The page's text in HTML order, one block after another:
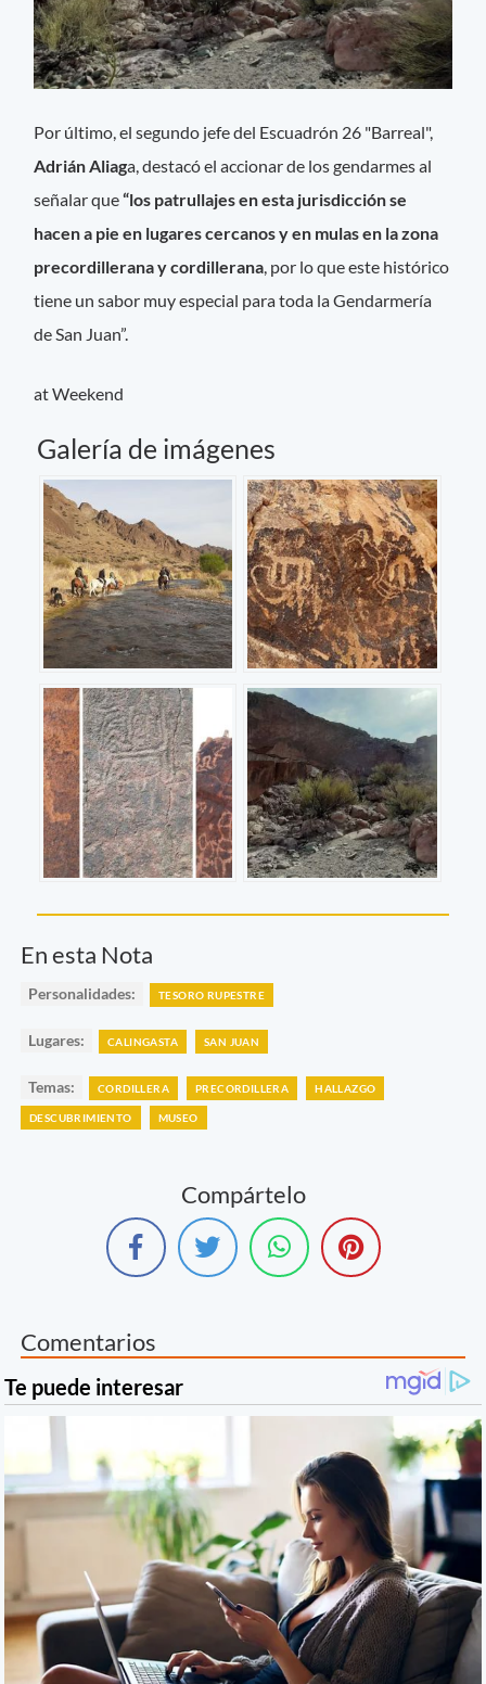
Por último, el segundo jefe del Escuadrón 26 "Barreal",
Adrián Aliaga, destacó el accionar de los gendarmes al
señalar que“los patrullajes en esta jurisdicción se
hacen a pie en lugares cercanos y en mulas en la zona
precordillerana y cordillerana , por lo que este histórico
tiene un sabor muy especial para toda la Gendarmería
de San Juan”.
at Weekend
Galería de imágenes
En esta Nota
Personalidades: TESORO RUPESTRE
Lugares: CALINGASTA SAN JUAN
Temas: CORDILLERA PRECORDILLERA HALLAZGO
DESCUBRIMIENTO MUSEO
Compártelo
Comentarios